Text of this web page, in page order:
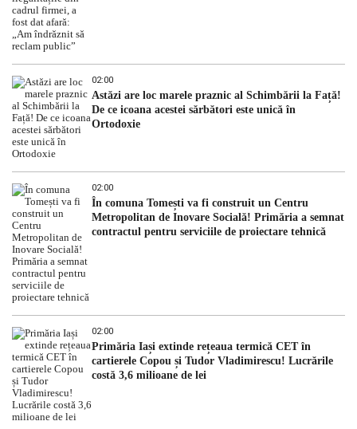
02:00
Astăzi are loc marele praznic al Schimbării la Față!
De ce icoana acestei sărbători este unică în
Ortodoxie
02:00
În comuna Tomești va fi construit un Centru
Metropolitan de Inovare Socială! Primăria a semnat
contractul pentru serviciile de proiectare tehnică
02:00
Primăria Iași extinde rețeaua termică CET în
cartierele Copou și Tudor Vladimirescu! Lucrările
costă 3,6 milioane de lei